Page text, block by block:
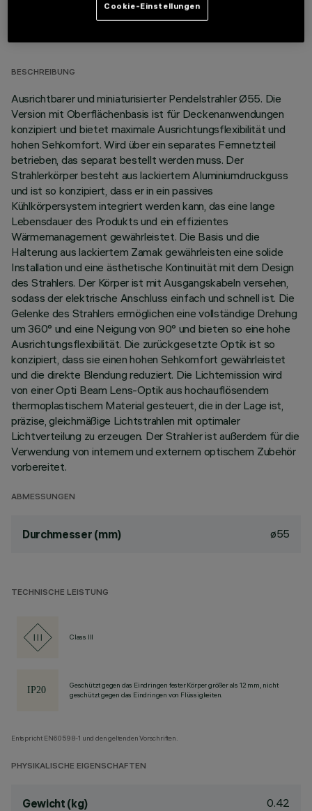
TECHNISCHE DATEN
BESCHREIBUNG
Ausrichtbarer und miniaturisierter Pendelstrahler Ø55. Die
Version mit Oberflächenbasis ist für Deckenanwendungen
konzipiert und bietet maximale Ausrichtungsflexibilität und
hohen Sehkomfort. Wird über ein separates Fernnetzteil
betrieben, das separat bestellt werden muss. Der
Strahlerkörper besteht aus lackiertem Aluminiumdruckguss
und ist so konzipiert, dass er in ein passives
Kühlkörpersystem integriert werden kann, das eine lange
Lebensdauer des Produkts und ein effizientes
Wärmemanagement gewährleistet. Die Basis und die
Halterung aus lackiertem Zamak gewährleisten eine solide
Installation und eine ästhetische Kontinuität mit dem Design
des Strahlers. Der Körper ist mit Ausgangskabeln versehen,
sodass der elektrische Anschluss einfach und schnell ist. Die
Gelenke des Strahlers ermöglichen eine vollständige Drehung
um 360° und eine Neigung von 90° und bieten so eine hohe
Ausrichtungsflexibilität. Die zurückgesetzte Optik ist so
konzipiert, dass sie einen hohen Sehkomfort gewährleistet
und die direkte Blendung reduziert. Die Lichtemission wird
von einer Opti Beam Lens-Optik aus hochauflösendem
thermoplastischem Material gesteuert, die in der Lage ist,
präzise, gleichmäßige Lichtstrahlen mit optimaler
Lichtverteilung zu erzeugen. Der Strahler ist außerdem für die
Verwendung von internem und externem optischem Zubehör
vorbereitet.
ABMESSUNGEN
Durchmesser (mm) ø55
TECHNISCHE LEISTUNG
Class III
Geschützt gegen das Eindringen fester Körper größer als 12 mm, nicht
geschützt gegen das Eindringen von Flüssigkeiten.
Entspricht EN60598-1 und den geltenden Vorschriften.
PHYSIKALISCHE EIGENSCHAFTEN
Gewicht (kg) 0.42
Cookie-Einstellungen